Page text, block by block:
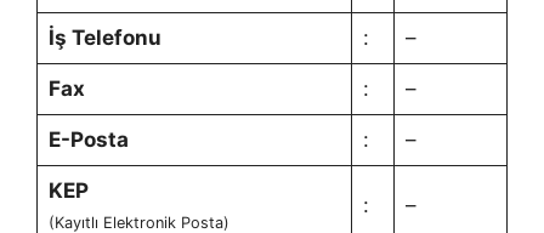
İş Telefonu : –
Fax : –
E-Posta : –
KEP
(Kayıtlı Elektronik Posta)
: –